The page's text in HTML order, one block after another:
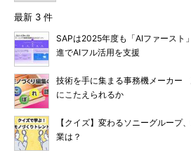
最新 3 件
SAPは2025年度も「AIファース
進でAIフル活用を支援
技術を手に集まる事務機メーカー
にこたえられるか
【クイズ】変わるソニーグループ
業は？